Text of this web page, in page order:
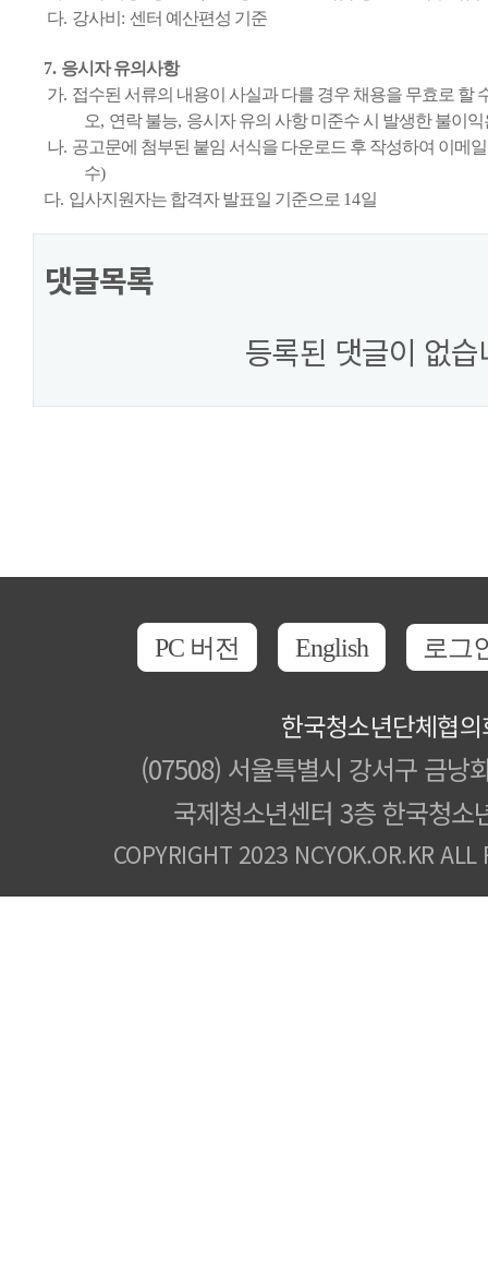
다. 강사비 : 센터 예산편성 기준
7. 응시자 유의사항
가. 접수된 서류의 내용이 사실과 다를 경우 채용을 무효로 할
오, 연락 불능, 응시자 유의 사항 미준수 시 발생한 불이
나. 공고문에 첨부된 붙임 서식을 다운로드 후 작성하여 이메
수)
다. 입사지원자는 합격자 발표일 기준으로 14일
댓글목록
등록된 댓글이 없습
PC 버전 English 로그
한국청소년단체협
(07508) 서울특별시 강서구 금낭
국제청소년센터 3층 한국청소
COPYRIGHT 2023 NCYOK.OR.KR ALL